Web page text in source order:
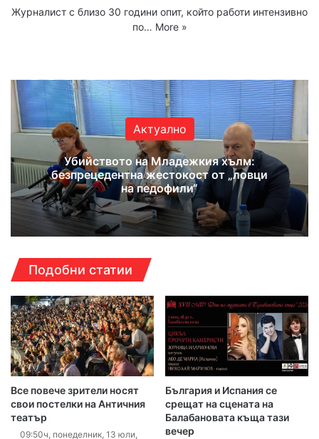
Журналист с близо 30 години опит, който работи интензивно
по… More »
Актуално
Убийството на Младежкия хълм:
безпрецедентна жестокост от „ловци
на педофили“
Подобни статии
Все повече зрители носят
свои постелки на Античния
театър
09:50ч, понеделник, 13 юли,
България и Испания се
срещат на сцената на
Балабановата къща тази
вечер